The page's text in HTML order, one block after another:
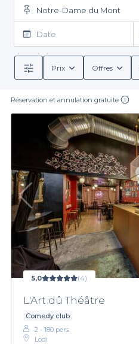
Notre-Dame du Mont
Date
Prix Offres
Réservation et annulation gratuite
5,0 (4)
L'Art dû Théâtre
Comedy club
2 - 180 pers.
Lodi